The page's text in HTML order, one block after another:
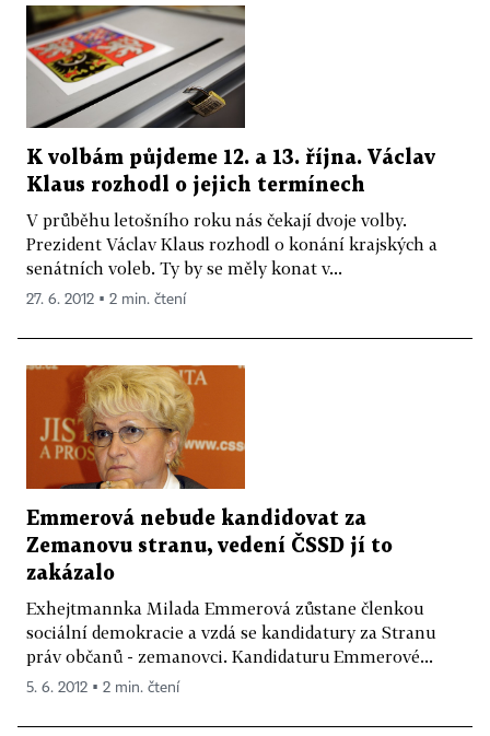
K volbám půjdeme 12. a 13. října. Václav
Klaus rozhodl o jejich termínech
V průběhu letošního roku nás čekají dvoje volby.
Prezident Václav Klaus rozhodl o konání krajských a
senátních voleb. Ty by se měly konat v...
27. 6. 2012 ▪ 2 min. čtení
Emmerová nebude kandidovat za
Zemanovu stranu, vedení ČSSD jí to
zakázalo
Exhejtmannka Milada Emmerová zůstane členkou
sociální demokracie a vzdá se kandidatury za Stranu
práv občanů - zemanovci. Kandidaturu Emmerové...
5. 6. 2012 ▪ 2 min. čtení